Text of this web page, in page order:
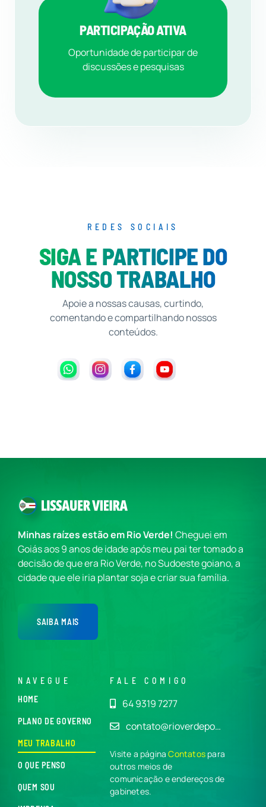
PARTICIPAÇÃO ATIVA
Oportunidade de participar de
discussões e pesquisas
REDES SOCIAIS
SIGA E PARTICIPE DO
NOSSO TRABALHO
Apoie a nossas causas, curtindo,
comentando e compartilhando nossos
conteúdos.
Minhas raízes estão em Rio Verde! Cheguei em
Goiás aos 9 anos de idade após meu pai ter tomado a
decisão de que era Rio Verde, no Sudoeste goiano, a
cidade que ele iria plantar soja e criar sua família.
SAIBA MAIS
NAVEGUE
HOME
PLANO DE GOVERNO
MEU TRABALHO
O QUE PENSO
QUEM SOU
FALE COMIGO
64 9319 7277
contato@rioverdepo…
Visite a páginaContatos para
outros meios de
comunicação e endereços de
gabinetes.